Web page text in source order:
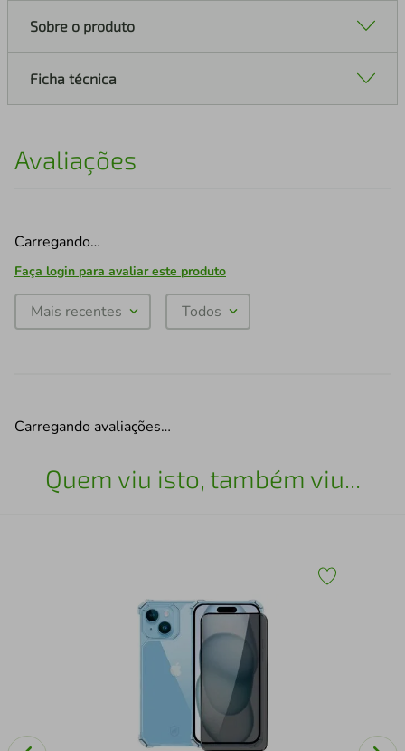
Sobre o produto
Ficha técnica
Avaliações
Carregando…
Faça login para avaliar este produto
Mais recentes Todos
Carregando avaliações…
Quem viu isto, também viu...